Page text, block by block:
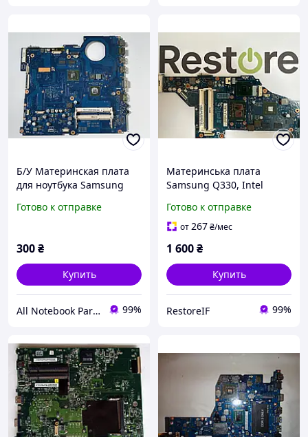
Б/У Материнская плата
для ноутбука Samsung
BA92-09432A SCALA2_AMD
Готово к отправке
300₴
Купить
All Notebook Parts 99%
Материнська плата
Samsung Q330, Intel
B1 ,nVIDIA GeForce
G310M, Houston13, BA41-
Готово к отправке
от267₴/мес
1 600₴
Купить
RestoreIF 99%